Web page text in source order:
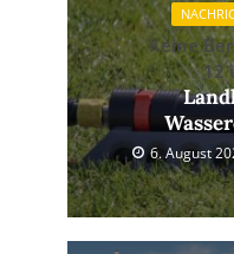
Keine
12
6. August